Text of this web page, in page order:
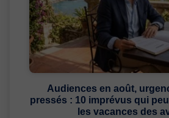
Audiences en août,
pressés : 10 imprévus qui
les vacances des